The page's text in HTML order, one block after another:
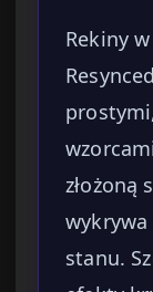
Rekiny
złożoną
stanu.